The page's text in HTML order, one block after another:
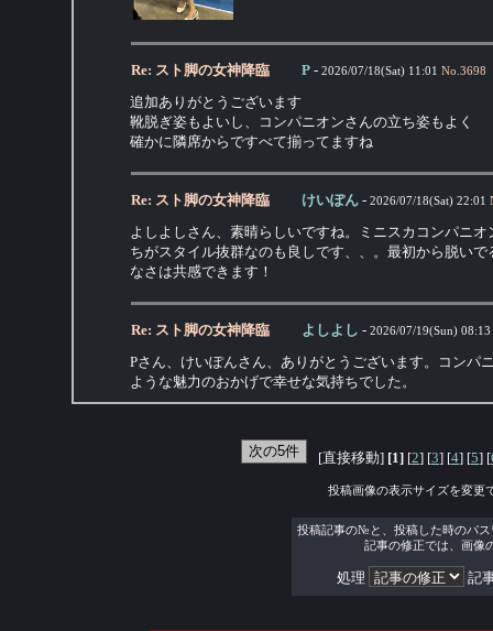
Re: スト脚の女神降臨 P - 2026/07/18(Sat) 11:01 No.3698
追加ありがとうございます
靴脱ぎ姿もよいし、コンパニオンさんの立ち姿もよく
確かに隣席からですべて揃ってますね
Re: スト脚の女神降臨 けいぽん - 2026/07/18(Sat) 22:01
よしよしさん、素晴らしいですね。ミニスカコンパニ
ちがスタイル抜群なのも良しです、、。最初から脱い
なさは共感できます！
Re: スト脚の女神降臨 よしよし - 2026/07/19(Sun) 08:13
Pさん、けいぽんさん、ありがとうございます。コンパ
ような魅力のおかげで幸せな気持ちでした。
[直接移動] [1] [2] [3] [4] [5] [
投稿画像の表示サイズを変更
投稿記事の№と、投稿した時のパ
記事の修正では、画像
処理 記